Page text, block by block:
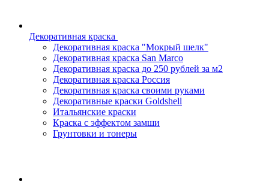
Декоративная краска
Декоративная краска "Мокрый шелк"
Декоративная краска San Marco
Декоративная краска до 250 рублей за м2
Декоративная краска Россия
Декоративная краска своими руками
Декоративные краски Goldshell
Итальянские краски
Краска с эффектом замши
Грунтовки и тонеры